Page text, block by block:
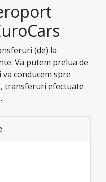
(de) la
Va putem prelua de
conducem spre
transferuri efectuate